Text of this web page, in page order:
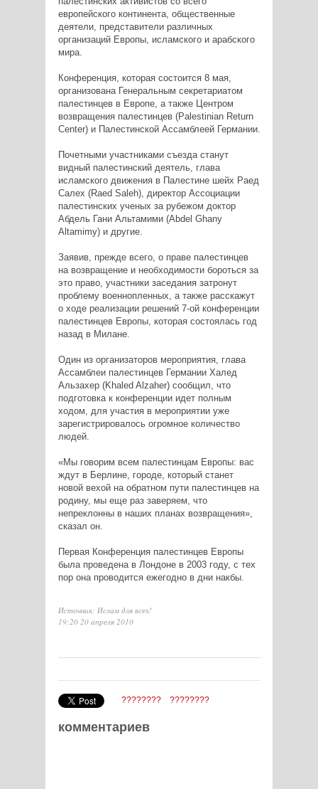
европейского континента, общественные
деятели, представители различных
организаций Европы, исламского и арабского
мира.
Конференция, которая состоится 8 мая,
организована Генеральным секретариатом
палестинцев в Европе, а также Центром
возвращения палестинцев (Palestinian Return
Center) и Палестинской Ассамблеей Германии.
Почетными участниками съезда станут
видный палестинский деятель, глава
исламского движения в Палестине шейх Раед
Салех (Raed Saleh), директор Ассоциации
палестинских ученых за рубежом доктор
Абдель Гани Альтамими (Abdel Ghany
Altamimy) и другие.
Заявив, прежде всего, о праве палестинцев
на возвращение и необходимости бороться за
это право, участники заседания затронут
проблему военнопленных, а также расскажут
о ходе реализации решений 7-ой конференции
палестинцев Европы, которая состоялась год
назад в Милане.
Один из организаторов мероприятия, глава
Ассамблеи палестинцев Германии Халед
Альзахер (Khaled Alzaher) сообщил, что
подготовка к конференции идет полным
ходом, для участия в мероприятии уже
зарегистрировалось огромное количество
людей.
«Мы говорим всем палестинцам Европы: вас
ждут в Берлине, городе, который станет
новой вехой на обратном пути палестинцев на
родину, мы еще раз заверяем, что
непреклонны в наших планах возвращения»,
сказал он.
Первая Конференция палестинцев Европы
была проведена в Лондоне в 2003 году, с тех
пор она проводится ежегодно в дни накбы.
Источник: Ислам для всех!
19:20 20 апреля 2010
???????? ????????
комментариев